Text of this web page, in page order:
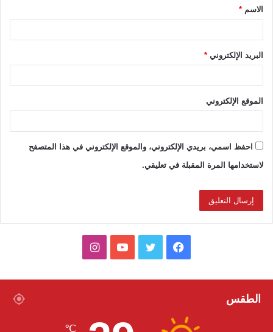
*الاسم *
البريد الإلكتروني *
الموقع الإلكتروني
احفظ اسمي، بريدي الإلكتروني، والموقع الإلكتروني في هذا المتصفح
لاستخدامها المرة المقبلة في تعليقي.
ب
ي
الطقس
℃